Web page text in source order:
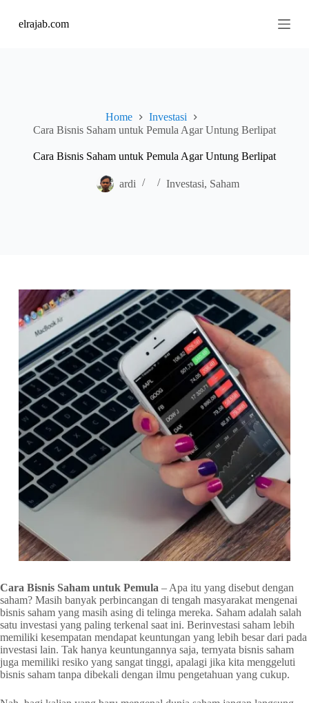
kelrajab.com
Home
Investasi
Cara Bisnis Saham untuk Pemula Agar Untung Berlipat
Cara Bisnis Saham untuk Pemula Agar Untung Berlipat
ardi Investasi, Saham
Cara Bisnis Saham untuk Pemula – Apa itu yang disebut dengan
saham? Masih banyak perbincangan di tengah masyarakat mengenai
bisnis saham yang masih asing di telinga mereka. Saham adalah salah
satu investasi yang paling terkenal saat ini. Berinvestasi saham lebih
memiliki kesempatan mendapat keuntungan yang lebih besar dari pada
investasi lain. Tak hanya keuntungannya saja, ternyata bisnis saham
juga memiliki resiko yang sangat tinggi, apalagi jika kita menggeluti
bisnis saham tanpa dibekali dengan ilmu pengetahuan yang cukup.